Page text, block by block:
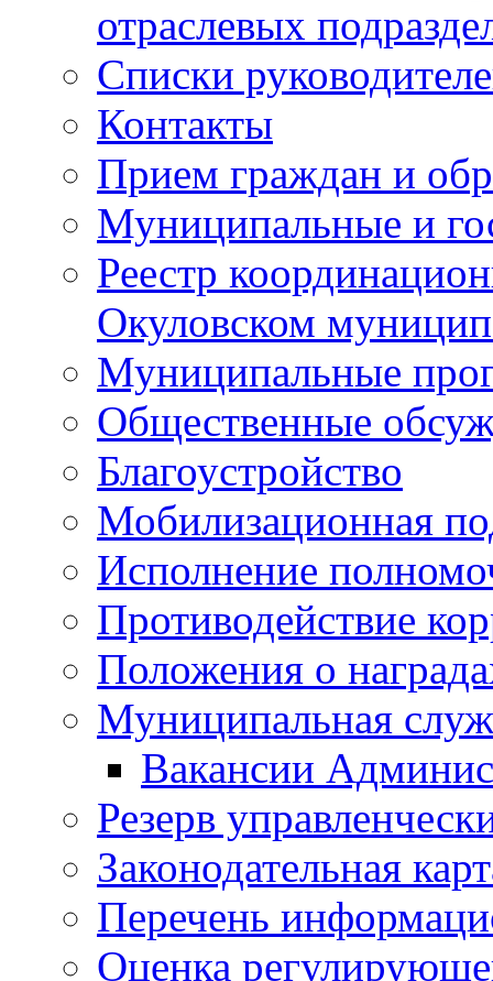
отраслевых
Списки
Контакты
Прием граждан и
Муниципальные и
Реестр
Окуловском
Муниципальные
Общественные
Благоустройство
Мобилизационная
Исполнение
Противодействие
Положения о
Муниципальная
Вакансии
Резерв
Законодательная
Перечень
Оценка